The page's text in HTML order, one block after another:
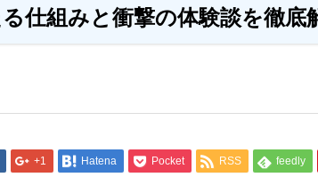
仕組みと衝撃の体験談を徹底
+1 Hatena Pocket RSS feedly